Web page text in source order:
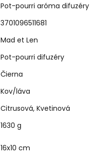
Pot-pourri aróma difuzéry
3701096511681
Mad et Len
Pot-pourri difuzéry
Čierna
Kov/láva
Citrusová, Kvetinová
1630 g
16x10 cm